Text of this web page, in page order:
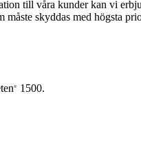
till våra kunder kan vi
skyddas med högsta
®
1500.